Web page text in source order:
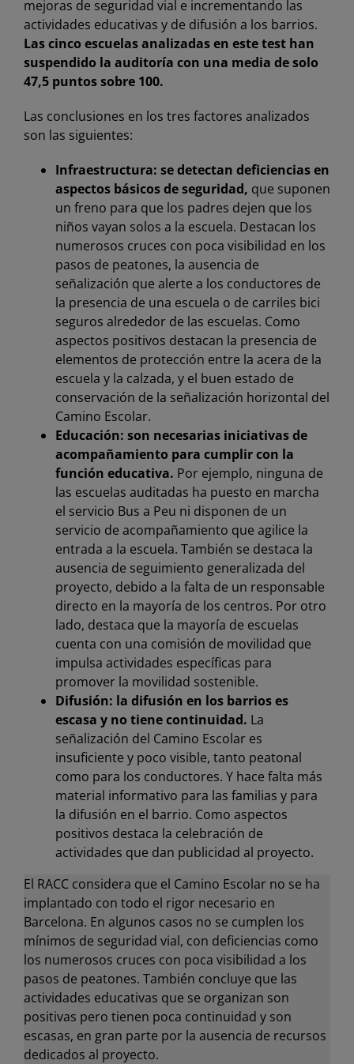
mejoras de seguridad vial e incrementando las
actividades educativas y de difusión a los barrios.
Las cinco escuelas analizadas en este test han
suspendido la auditoría con una media de solo
47,5 puntos sobre 100.
Las conclusiones en los tres factores analizados
son las siguientes:
Infraestructura: se detectan deficiencias en
aspectos básicos de seguridad, que suponen
un freno para que los padres dejen que los
niños vayan solos a la escuela. Destacan los
numerosos cruces con poca visibilidad en los
pasos de peatones, la ausencia de
señalización que alerte a los conductores de
la presencia de una escuela o de carriles bici
seguros alrededor de las escuelas. Como
aspectos positivos destacan la presencia de
elementos de protección entre la acera de la
escuela y la calzada, y el buen estado de
conservación de la señalización horizontal del
Camino Escolar.
Educación: son necesarias iniciativas de
acompañamiento para cumplir con la
función educativa. Por ejemplo, ninguna de
las escuelas auditadas ha puesto en marcha
el servicio Bus a Peu ni disponen de un
servicio de acompañamiento que agilice la
entrada a la escuela. También se destaca la
ausencia de seguimiento generalizada del
proyecto, debido a la falta de un responsable
directo en la mayoría de los centros. Por otro
lado, destaca que la mayoría de escuelas
cuenta con una comisión de movilidad que
impulsa actividades específicas para
promover la movilidad sostenible.
Difusión: la difusión en los barrios es
escasa y no tiene continuidad. La
señalización del Camino Escolar es
insuficiente y poco visible, tanto peatonal
como para los conductores. Y hace falta más
material informativo para las familias y para
la difusión en el barrio. Como aspectos
positivos destaca la celebración de
actividades que dan publicidad al proyecto.
El RACC considera que el Camino Escolar no se ha
implantado con todo el rigor necesario en
Barcelona. En algunos casos no se cumplen los
mínimos de seguridad vial, con deficiencias como
los numerosos cruces con poca visibilidad a los
pasos de peatones. También concluye que las
actividades educativas que se organizan son
positivas pero tienen poca continuidad y son
escasas, en gran parte por la ausencia de recursos
dedicados al proyecto.